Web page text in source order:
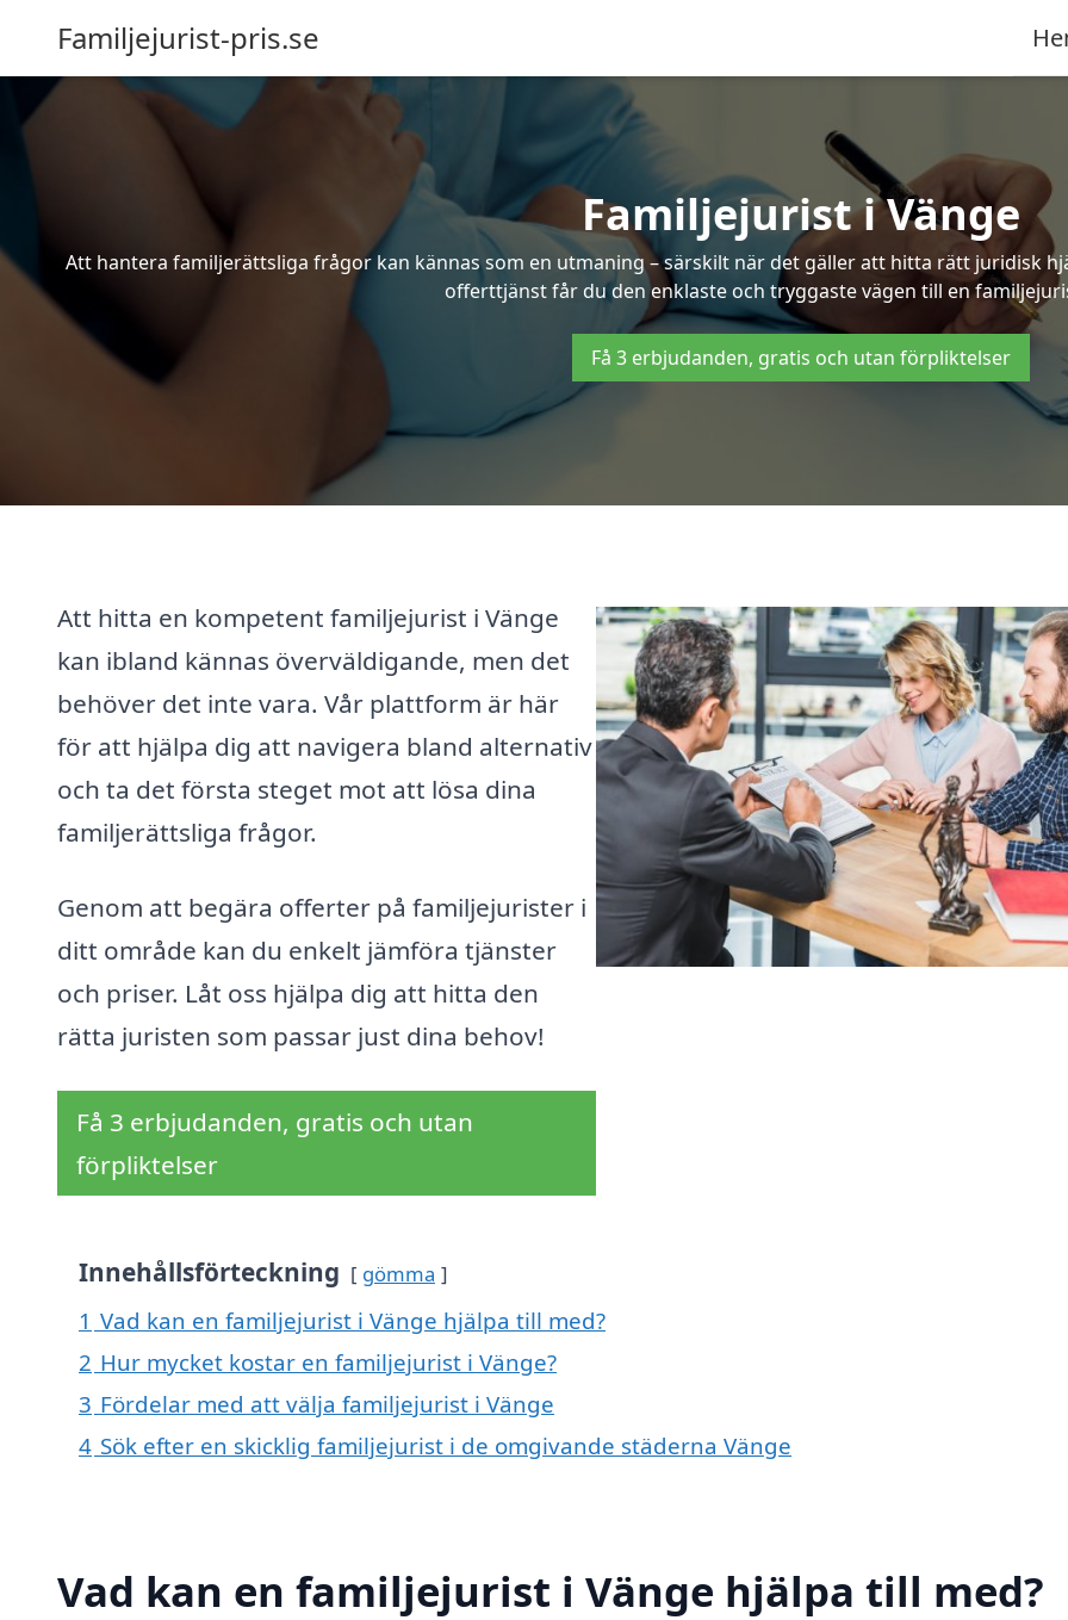
Familjejurist-pris.se
Familjejurist i Vänge
Att hantera familjerättsliga frågor kan kännas som en utmaning – särskilt när det gäller att hitta rätt juridisk
offerttjänst får du den enklaste och tryggaste vägen till en
Få 3 erbjudanden, gratis och utan förpliktelser
Att hitta en kompetent familjejurist i Vänge
kan ibland kännas överväldigande, men det
behöver det inte vara. Vår plattform är här
för att hjälpa dig att navigera bland alternativ
och ta det första steget mot att lösa dina
familjerättsliga frågor.
Genom att begära offerter på familjejurister i
ditt område kan du enkelt jämföra tjänster
och priser. Låt oss hjälpa dig att hitta den
rätta juristen som passar just dina behov!
Få 3 erbjudanden, gratis och utan
förpliktelser
Innehållsförteckning gömma
1 Vad kan en familjejurist i Vänge hjälpa till med?
2 Hur mycket kostar en familjejurist i Vänge?
3 Fördelar med att välja familjejurist i Vänge
4 Sök efter en skicklig familjejurist i de omgivande städerna Vänge
Vad kan en familjejurist i Vänge hjälpa till med?